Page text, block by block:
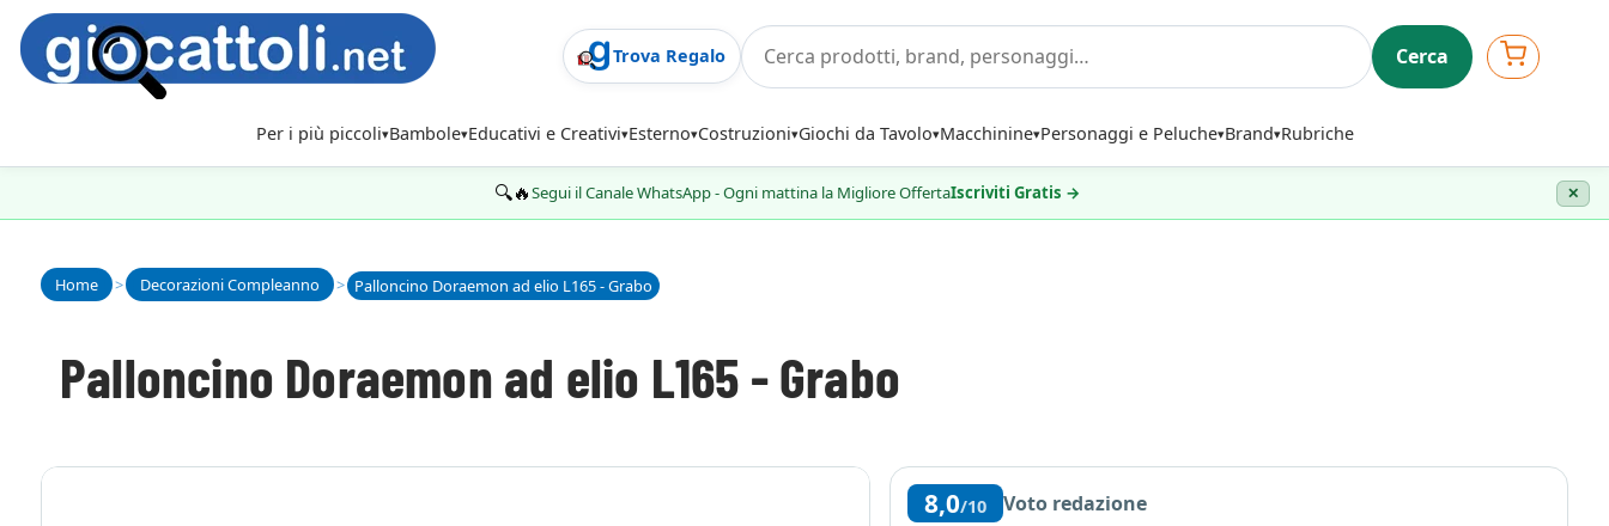
Per i più piccoli Bambole Educativi e Creativi Esterno Costruzioni Giochi da Tavolo Macchinine Personaggi e Peluche Brand Rubriche
Trova Regalo Cerca
🔍🔥Segui il Canale WhatsApp - Ogni mattina la Migliore OffertaIscriviti Gratis → ✕
Home > Decorazioni Compleanno > Palloncino Doraemon ad elio L165 - Grabo
Palloncino Doraemon ad elio L165 - Grabo
8,0/10 Voto redazione